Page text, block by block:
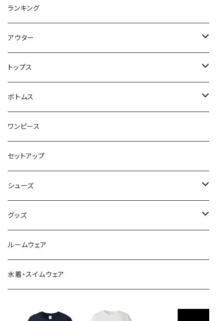
ランキング
アウター
ジャケット・コート
トップス
スウェット・パーカー
カーディガン
ニット・セーター
ベスト
Tシャツ
シャツ・ブラウス
ボトムス
スカート
パンツ
ワンピース
セットアップ
シューズ
ブーツ
スニーカー
サンダル
グッズ
バッグ
帽子
ルームウェア
水着・スイムウェア